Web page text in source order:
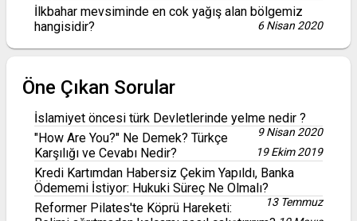
İlkbahar mevsiminde en cok yağış alan bölgemiz
hangisidir?
6 Nisan 2020
Öne Çıkan Sorular
İslamiyet öncesi türk Devletlerinde yelme nedir ?
9 Nisan 2020
"How Are You?" Ne Demek? Türkçe
Karşılığı ve Cevabı Nedir?
19 Ekim 2019
Kredi Kartımdan Habersiz Çekim Yapıldı, Banka
Ödememi İstiyor: Hukuki Süreç Ne Olmalı?
13 Temmuz
Reformer Pilates'te Köprü Hareketi: